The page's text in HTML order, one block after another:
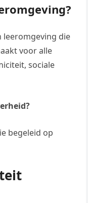
leeromgeving die
voor alle
sociale
begeleid op